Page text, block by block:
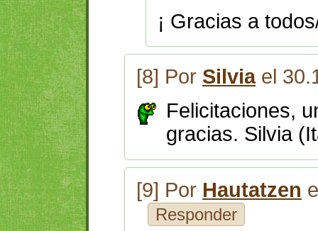
¡ Gracias a
[8] Por Silviael
Felicitaciones,
gracias. Silvia
[9] Por Hautatzen
Responder